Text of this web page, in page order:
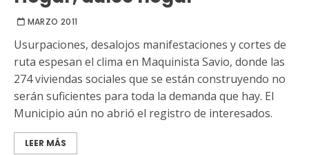
MARZO 2011
Usurpaciones, desalojos manifestaciones y cortes de
ruta espesan el clima en Maquinista Savio, donde las
274 viviendas sociales que se están construyendo no
serán suficientes para toda la demanda que hay. El
Municipio aún no abrió el registro de interesados.
LEER MÁS